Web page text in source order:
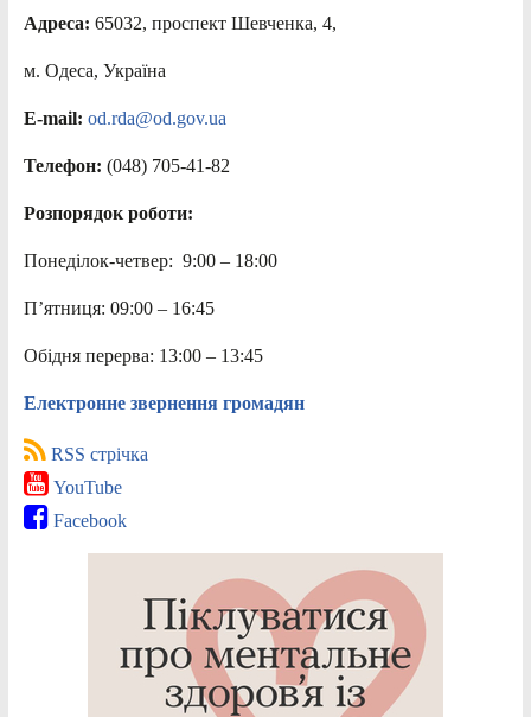
Адреса: 65032, проспект Шевченка, 4,
м. Одеса, Україна
E-mail: od.rda@od.gov.ua
Телефон: (048) 705-41-82
Розпорядок роботи:
Понеділок-четвер: 9:00 – 18:00
П’ятниця: 09:00 – 16:45
Обідня перерва: 13:00 – 13:45
Електронне звернення громадян
RSS стрічка
YouTube
Facebook